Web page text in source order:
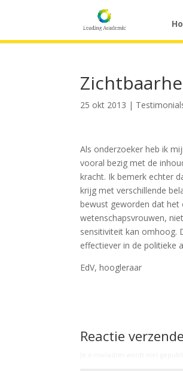
25 okt 2013 |
Als onderzoeker heb ik
vooral bezig met de
kracht. Ik bemerk echter
krijg met verschillende
bewust geworden dat het
wetenschapsvrouwen,
sensitiviteit kan omhoog.
effectiever in de politieke
EdV, hoogleraar
Reactie